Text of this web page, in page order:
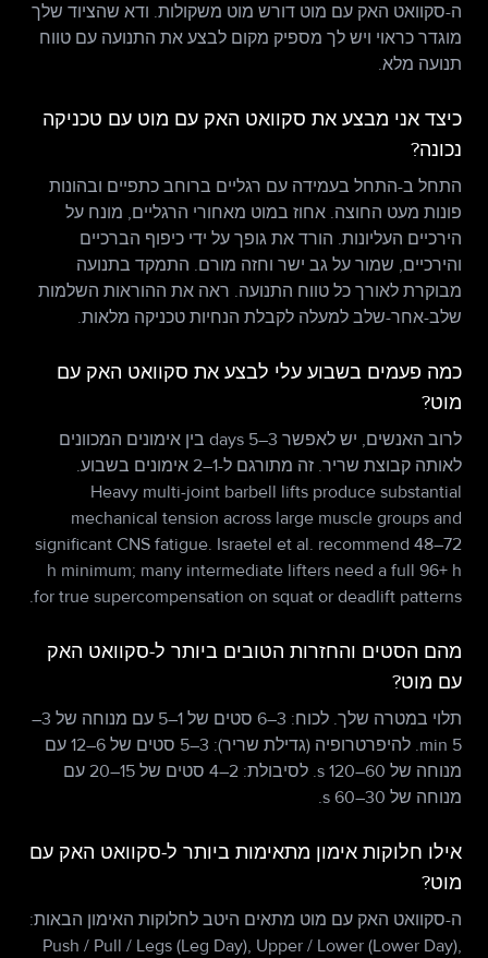
ה-סקוואט האק עם מוט דורש מוט משקולות. ודא שהציוד שלך
מוגדר כראוי ויש לך מספיק מקום לבצע את התנועה עם טווח
תנועה מלא.
כיצד אני מבצע את סקוואט האק עם מוט עם טכניקה
נכונה?
התחל ב-התחל בעמידה עם רגליים ברוחב כתפיים ובהונות
פונות מעט החוצה. אחוז במוט מאחורי הרגליים, מונח על
הירכיים העליונות. הורד את גופך על ידי כיפוף הברכיים
והירכיים, שמור על גב ישר וחזה מורם. התמקד בתנועה
מבוקרת לאורך כל טווח התנועה. ראה את ההוראות השלמות
שלב-אחר-שלב למעלה לקבלת הנחיות טכניקה מלאות.
כמה פעמים בשבוע עלי לבצע את סקוואט האק עם
מוט?
לרוב האנשים, יש לאפשר 3–5 days בין אימונים המכוונים
לאותה קבוצת שריר. זה מתורגם ל-1–2 אימונים בשבוע.
Heavy multi-joint barbell lifts produce substantial
mechanical tension across large muscle groups and
significant CNS fatigue. Israetel et al. recommend 48–72
h minimum; many intermediate lifters need a full 96+ h
for true supercompensation on squat or deadlift patterns.
מהם הסטים והחזרות הטובים ביותר ל-סקוואט האק
עם מוט?
תלוי במטרה שלך. לכוח: 3–6 סטים של 1–5 עם מנוחה של 3–
5 min. להיפרטרופיה (גדילת שריר): 3–5 סטים של 6–12 עם
מנוחה של 60–120 s. לסיבולת: 2–4 סטים של 15–20 עם
מנוחה של 30–60 s.
אילו חלוקות אימון מתאימות ביותר ל-סקוואט האק עם
מוט?
ה-סקוואט האק עם מוט מתאים היטב לחלוקות האימון הבאות:
Push / Pull / Legs (Leg Day), Upper / Lower (Lower Day),